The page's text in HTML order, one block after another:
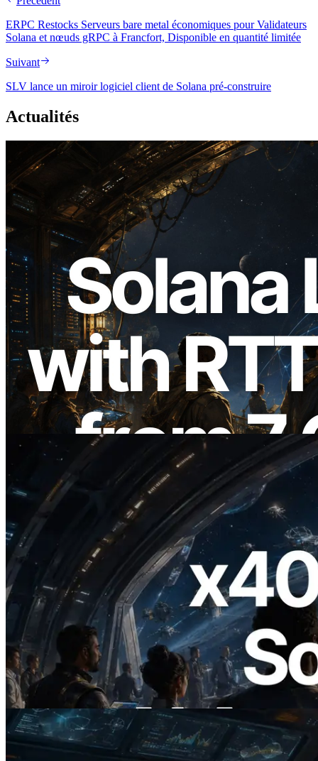
ERPC Restocks Serveurs bare metal économiques pour Validateurs
Solana et nœuds gRPC à Francfort, Disponible en quantité limitée
Suivant
SLV lance un miroir logiciel client de Solana pré-construire
Actualités
2026.08.05
ERPC étend l’API Solana Leader Slot
avec la mesure du ping depuis 7 régions
du monde — l’API Validators
Information est également lancée
Lire cet article
2026.07.04
ERPC lance un RPC Solana compatible
x402 — L'ère où les agents IA paient à la
demande les API dont ils ont besoin
Lire cet article